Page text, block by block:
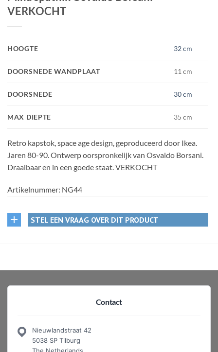
VERKOCHT
HOOGTE 32 cm
DOORSNEDE WANDPLAAT 11 cm
DOORSNEDE 30 cm
MAX DIEPTE 35 cm
Retro kapstok, space age design, geproduceerd door Ikea.
Jaren 80-90. Ontwerp oorspronkelijk van Osvaldo Borsani.
Draaibaar en in een goede staat. VERKOCHT
Artikelnummer: NG44
STEL EEN VRAAG OVER DIT PRODUCT
Contact
Nieuwlandstraat 42
5038 SP Tilburg
The Netherlands